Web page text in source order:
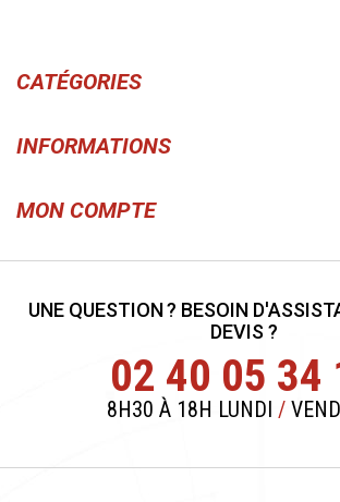
CATÉGORIES
INFORMATIONS
MON COMPTE
UNE QUESTION ? BESOIN
DEVIS ?
02 40 05 34
8H30 À 18H LUNDI /